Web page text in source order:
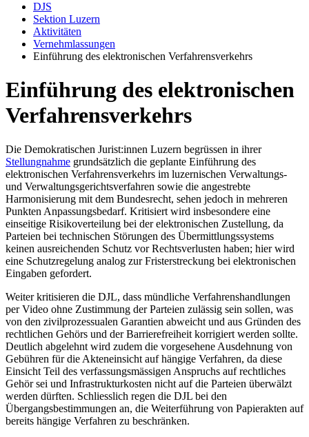
DJS
Sektion Luzern
Aktivitäten
Vernehmlassungen
Einführung des elektronischen Verfahrensverkehrs
Einführung des elektronischen
Verfahrensverkehrs
Die Demokratischen Jurist:innen Luzern begrüssen in ihrer
Stellungnahme grundsätzlich die geplante Einführung des
elektronischen Verfahrensverkehrs im luzernischen Verwaltungs-
und Verwaltungsgerichtsverfahren sowie die angestrebte
Harmonisierung mit dem Bundesrecht, sehen jedoch in mehreren
Punkten Anpassungsbedarf. Kritisiert wird insbesondere eine
einseitige Risikoverteilung bei der elektronischen Zustellung, da
Parteien bei technischen Störungen des Übermittlungssystems
keinen ausreichenden Schutz vor Rechtsverlusten haben; hier wird
eine Schutzregelung analog zur Fristerstreckung bei elektronischen
Eingaben gefordert.
Weiter kritisieren die DJL, dass mündliche Verfahrenshandlungen
per Video ohne Zustimmung der Parteien zulässig sein sollen, was
von den zivilprozessualen Garantien abweicht und aus Gründen des
rechtlichen Gehörs und der Barrierefreiheit korrigiert werden sollte.
Deutlich abgelehnt wird zudem die vorgesehene Ausdehnung von
Gebühren für die Akteneinsicht auf hängige Verfahren, da diese
Einsicht Teil des verfassungsmässigen Anspruchs auf rechtliches
Gehör sei und Infrastrukturkosten nicht auf die Parteien überwälzt
werden dürften. Schliesslich regen die DJL bei den
Übergangsbestimmungen an, die Weiterführung von Papierakten auf
bereits hängige Verfahren zu beschränken.